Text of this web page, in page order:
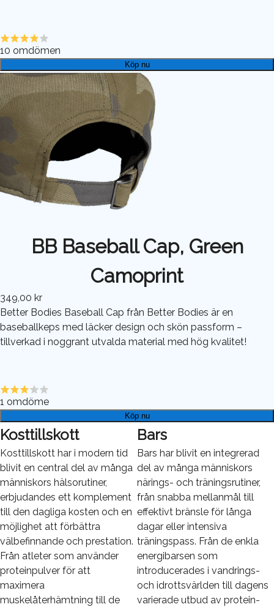
10 omdömen
Köp nu
BB Baseball Cap, Green
Camoprint
349,00 kr
Better Bodies Baseball Cap från Better Bodies är en
baseballkeps med läcker design och skön passform –
tillverkad i noggrant utvalda material med hög kvalitet!
1 omdöme
Köp nu
Kosttillskott
Kosttillskott har i modern tid
blivit en central del av många
människors hälsorutiner,
erbjudandes ett komplement
till den dagliga kosten och en
möjlighet att förbättra
välbefinnande och prestation.
Från atleter som använder
proteinpulver för att
maximera
muskelåterhämtning till de
Bars
Bars har blivit en integrerad
del av många människors
närings- och träningsrutiner,
från snabba mellanmål till
effektivt bränsle för långa
dagar eller intensiva
träningspass. Från de enkla
energibarsen som
introducerades i vandrings-
och idrottsvärlden till dagens
varierade utbud av protein-